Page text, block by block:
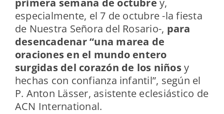
primera semana de octubre y,
especialmente, el 7 de octubre -la fiesta
de Nuestra Señora del Rosario-, para
desencadenar “una marea de
oraciones en el mundo entero
surgidas del corazón de los niñosy
hechas con confianza infantil”, según el
P. Anton Lässer, asistente eclesiástico de
ACN International.